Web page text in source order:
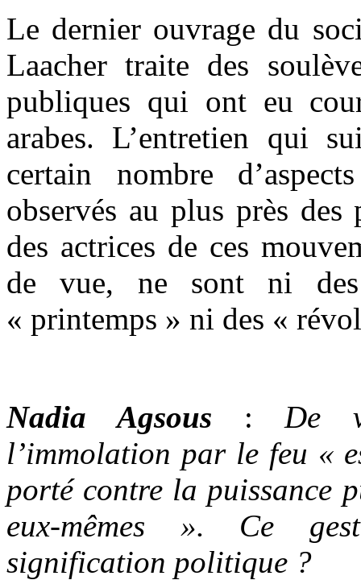
Le dernier ouvrage du
Laacher traite des
publiques qui ont eu
arabes. L’entretien qui
certain nombre
observés au plus près des
des actrices de ces
de vue, ne sont ni
« printemps » ni des «
Nadia Agsous :De
l’immolation par le feu «
porté contre la puissance
eux-mêmes ». Ce
signification politique ?